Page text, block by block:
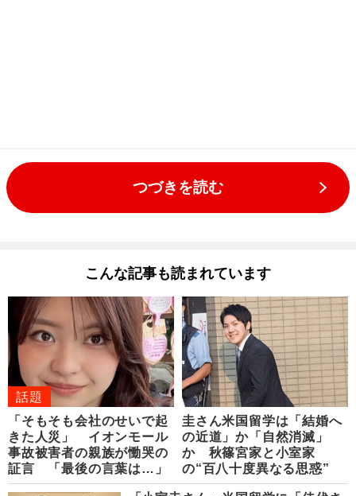
つづきを読む
こんな記事も読まれています
話題
「そもそも会社のせいで起
きた人災」 イオンモール
事故被害者の親族が慟哭の
証言 「最後の言葉は…」
圭さん米国留学は「結婚へ
の近道」か「自然消滅」
か 秋篠宮家と小室家
の“百八十度異なる思惑”